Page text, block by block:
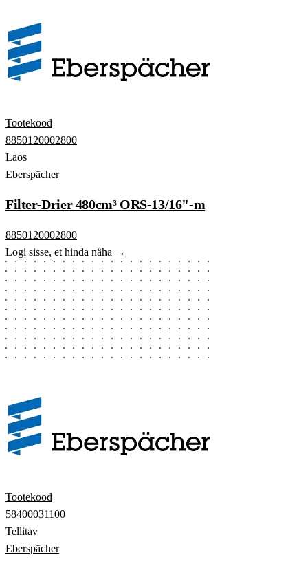
Tootekood
8850120002800
Laos
Eberspächer
Filter-Drier 480cm³ ORS-13/16"-m
8850120002800
Logi sisse, et hinda näha →
Tootekood
58400031100
Tellitav
Eberspächer